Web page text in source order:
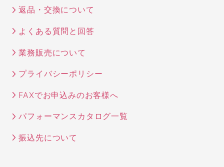
返品・交換について
よくある質問と回答
業務販売について
プライバシーポリシー
FAXでお申込みのお客様へ
パフォーマンスカタログ一覧
振込先について